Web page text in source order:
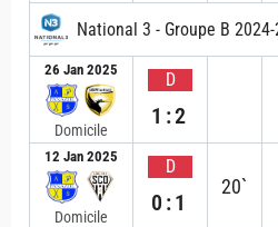
National 3 - Groupe B
26 Jan 2025
Domicile
D
1:2
12 Jan 2025
Domicile
D
0:1
20`